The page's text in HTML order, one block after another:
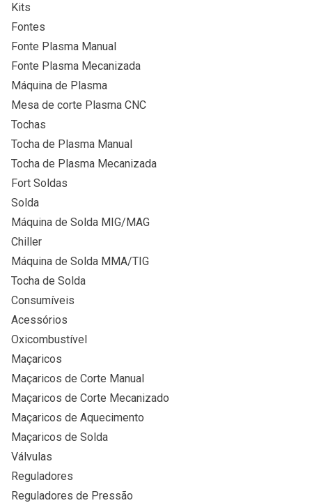
Kits
Fontes
Fonte Plasma Manual
Fonte Plasma Mecanizada
Máquina de Plasma
Mesa de corte Plasma CNC
Tochas
Tocha de Plasma Manual
Tocha de Plasma Mecanizada
Fort Soldas
Solda
Máquina de Solda MIG/MAG
Chiller
Máquina de Solda MMA/TIG
Tocha de Solda
Consumíveis
Acessórios
Oxicombustível
Maçaricos
Maçaricos de Corte Manual
Maçaricos de Corte Mecanizado
Maçaricos de Aquecimento
Maçaricos de Solda
Válvulas
Reguladores
Reguladores de Pressão